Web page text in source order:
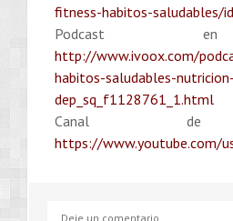
fitness-habitos-saludables/
Podcast
http://www.ivoox.com/
habitos-saludables-nutricion-
dep_sq_f1128761_1.html
Canal de
https://www.youtube.com/